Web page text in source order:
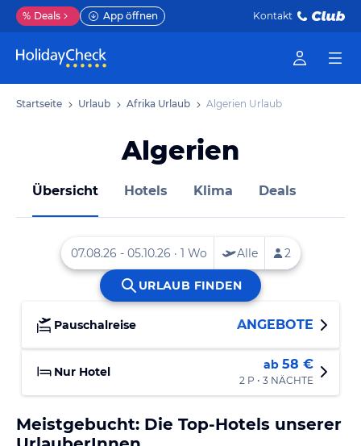
% Deals App öffnen Kontakt
Startseite Urlaub Afrika Urlaub Algerien Urlaub
Algerien
Übersicht Hotels Klima Deals
Pauschalreise ANGEBOTE
Nur Hotel ab 58 €
2 P • 3 NÄCHTE
Meistgebucht: Die Top-Hotels unserer